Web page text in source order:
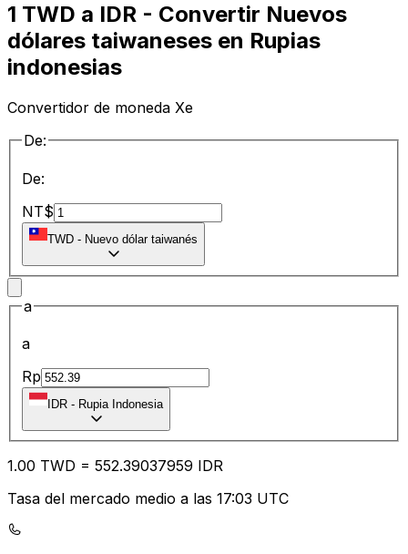
1 TWD a IDR - Convertir Nuevos
dólares taiwaneses en Rupias
indonesias
Convertidor de moneda Xe
De:
De:
NT$
TWD - Nuevo dólar taiwanés
a
a
Rp
IDR - Rupia Indonesia
1.00 TWD = 552.39037959 IDR
Tasa del mercado medio a las 17:03 UTC